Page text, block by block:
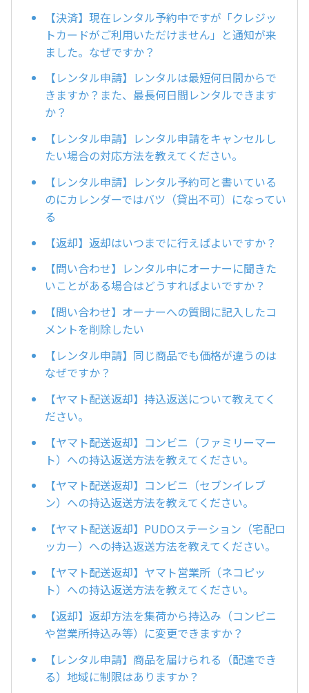
【決済】現在レンタル予約中ですが「クレジッ
トカードがご利用いただけません」と通知が来
ました。なぜですか？
【レンタル申請】レンタルは最短何日間からで
きますか？また、最長何日間レンタルできます
か？
【レンタル申請】レンタル申請をキャンセルし
たい場合の対応方法を教えてください。
【レンタル申請】レンタル予約可と書いている
のにカレンダーではバツ（貸出不可）になってい
る
【返却】返却はいつまでに行えばよいですか？
【問い合わせ】レンタル中にオーナーに聞きた
いことがある場合はどうすればよいですか？
【問い合わせ】オーナーへの質問に記入したコ
メントを削除したい
【レンタル申請】同じ商品でも価格が違うのは
なぜですか？
【ヤマト配送返却】持込返送について教えてく
ださい。
【ヤマト配送返却】コンビニ（ファミリーマー
ト）への持込返送方法を教えてください。
【ヤマト配送返却】コンビニ（セブンイレブ
ン）への持込返送方法を教えてください。
【ヤマト配送返却】PUDOステーション（宅配ロ
ッカー）への持込返送方法を教えてください。
【ヤマト配送返却】ヤマト営業所（ネコピッ
ト）への持込返送方法を教えてください。
【返却】返却方法を集荷から持込み（コンビニ
や営業所持込み等）に変更できますか？
【レンタル申請】商品を届けられる（配達でき
る）地域に制限はありますか？